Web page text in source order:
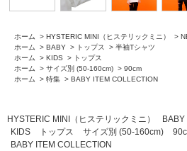
ホーム > HYSTERIC MINI（ヒステリックミニ） >
ホーム
> BABY > トップス > 半袖Tシャツ
ホーム
> KIDS > トップス
ホーム
> サイズ別 (50-160cm) > 90cm
ホーム
> 特集 > BABY ITEM COLLECTION
HYSTERIC MINI（ヒステリックミニ） BABY
KIDS
トップス サイズ別 (50-160cm)
BABY ITEM COLLECTION